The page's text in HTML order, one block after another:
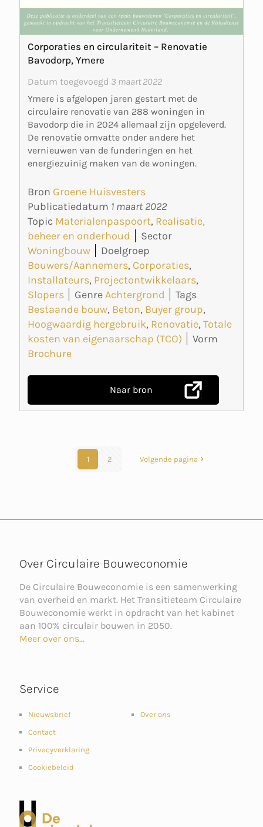
Corporaties en circulariteit – Renovatie
Bavodorp, Ymere
Datum toegevoegd 3 maart 2022
Ymere is afgelopen jaren gestart met de
circulaire renovatie van 288 woningen in
Bavodorp die in 2024 allemaal zijn opgeleverd.
De renovatie omvatte onder andere het
vernieuwen van de funderingen en het
energiezuinig maken van de woningen.
Bron Groene Huisvesters
Publicatiedatum 1 maart 2022
Topic Materialenpaspoort, Realisatie,
beheer en onderhoud
Sector
Woningbouw
Doelgroep
Bouwers/Aannemers, Corporaties,
Installateurs, Projectontwikkelaars,
Slopers
GenreAchtergrond
Tags
Bestaande bouw, Beton, Buyer group,
Hoogwaardig hergebruik, Renovatie, Totale
kosten van eigenaarschap (TCO)
Vorm
Brochure
Naar bron
1 2 Volgende pagina
Over Circulaire Bouweconomie
De Circulaire Bouweconomie is een samenwerking
van overheid en markt. Het Transitieteam Circulaire
Bouweconomie werkt in opdracht van het kabinet
aan 100% circulair bouwen in 2050.
Meer over ons...
Service
Nieuwsbrief
Contact
Privacyverklaring
Cookiebeleid
Over ons